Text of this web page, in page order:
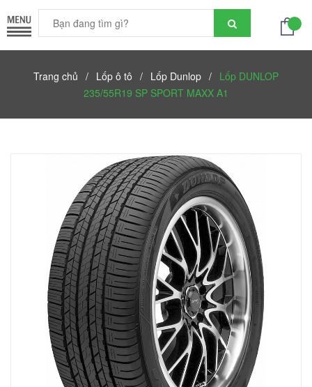
Trang chủ / Lốp ô tô / Lốp Dunlop / Lốp DUNLOP
235/55R19 SP SPORT MAXX A1